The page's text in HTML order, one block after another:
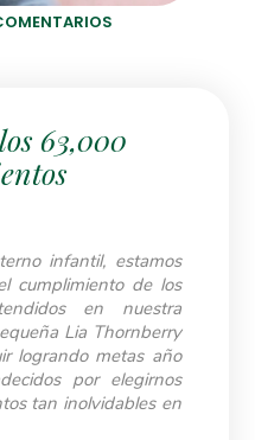
63,000
infantil, estamos
cumplimiento de los
en nuestra
Lia Thornberry
logrando metas año
por elegirnos
tan inolvidables en